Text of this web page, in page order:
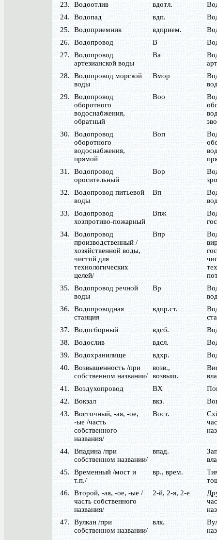
23.
Водоотлив вдотл.
24.
Водопад вдп.
25.
Водоприемник вдприем.
26.
Водопровод В
27.
Водопровод
артезианской воды
Ва
28.
Водопровод морской
воды
Вмор
29.
Водопровод
оборотного
водоснабжения,
обратный
Воо
30.
Водопровод
оборотного
водоснабжения,
прямой
Воп
31.
Водопровод
оросительный
Вор
32.
Водопровод питьевой
воды
Вп
33.
Водопровод
хозпротиво-пожарный
Впж
34.
Водопровод
производственный /
хозяйственной воды,
чистой для
технологических
целей/
Впр
35.
Водопровод речной
воды
Вр
36.
Водопроводная
станция
вдпр.ст.
37.
Водосборный вдсб.
38.
Водослив вдсл.
39.
Водохранилище вдхр.
40.
Возвышенность /при
собственном названии/
возв.,
возвыш.
41.
Воздухопровод ВХ
42.
Вокзал вкз.
43.
Восточный, -ая, -ое,
-ые /часть
собственного
названия/
Вост.
44.
Впадина /при
собственном названии/
впад.
45.
Временный /мост и
т.п./
вр., врем.
46.
Второй, -ая, -ое, -ые /
часть собственного
названия/
2-й, 2-я, 2-е
47.
Вулкан /при
собственном названии/
влк.